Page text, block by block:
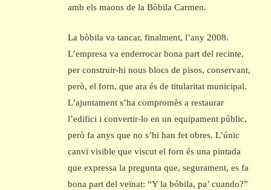
amb els maons de la Bòbila Carmen.
La bòbila va tancar, finalment, l’any 2008.
L’empresa va enderrocar bona part del recinte,
per construir-hi nous blocs de pisos, conservant,
però, el forn, que ara és de titularitat municipal.
L’ajuntament s’ha compromès a restaurar
l’edifici i convertir-lo en un equipament públic,
però fa anys que no s’hi han fet obres. L’únic
canvi visible que viscut el forn és una pintada
que expressa la pregunta que, segurament, es fa
bona part del veïnat: “Y la bóbila, pa’ cuando?”